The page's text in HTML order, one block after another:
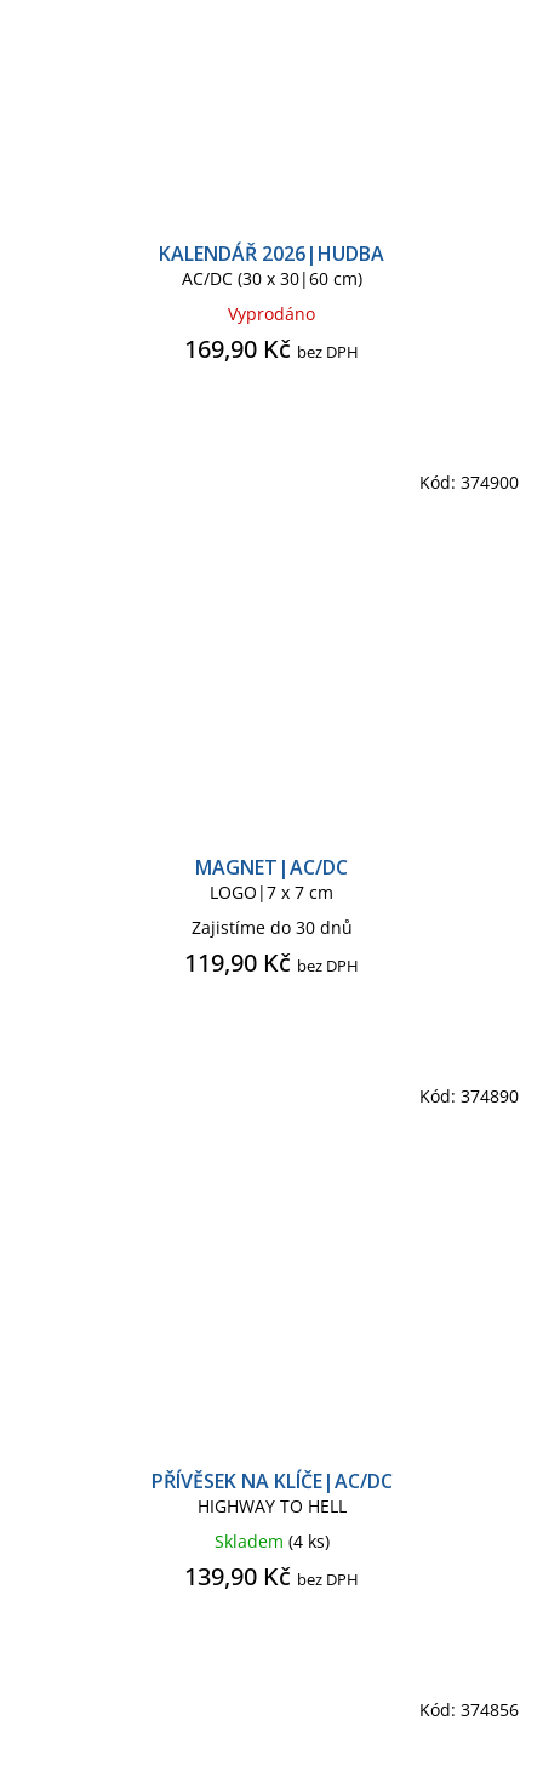
KALENDÁŘ 2026|HUDBA
AC/DC (30 x 30|60 cm)
Vyprodáno
169,90 Kč bez DPH
MAGNET|AC/DC
LOGO|7 x 7 cm
Zajistíme do 30 dnů
119,90 Kč bez DPH
Kód: 374900
PŘÍVĚSEK NA KLÍČE|AC/DC
HIGHWAY TO HELL
Skladem (4 ks)
139,90 Kč bez DPH
Kód: 374890
Kód: 374856